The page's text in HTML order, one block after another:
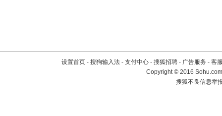
设置首页 - 搜狗输入法 - 支付中心 - 搜狐招聘 - 广告服务 - 客
Copyright©2016
搜狐不良信息举